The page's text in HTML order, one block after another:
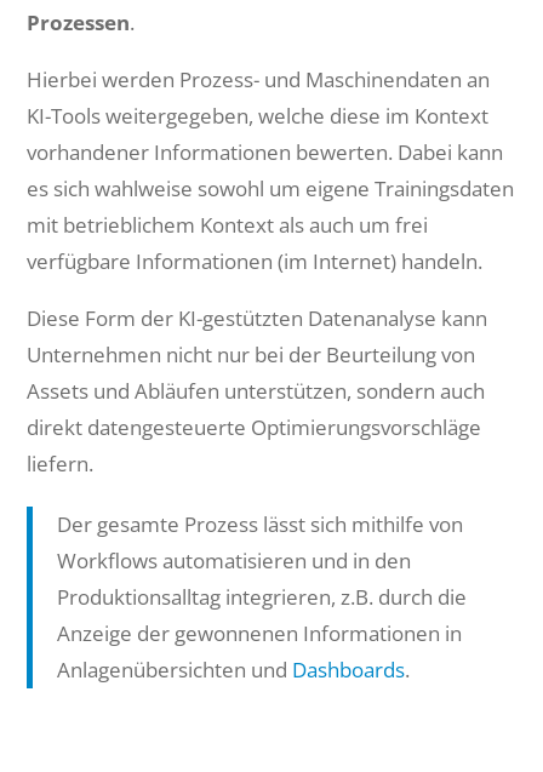
Prozessen.
Hierbei werden Prozess- und Maschinendaten an
KI-Tools weitergegeben, welche diese im Kontext
vorhandener Informationen bewerten. Dabei kann
es sich wahlweise sowohl um eigene Trainingsdaten
mit betrieblichem Kontext als auch um frei
verfügbare Informationen (im Internet) handeln.
Diese Form der KI-gestützten Datenanalyse kann
Unternehmen nicht nur bei der Beurteilung von
Assets und Abläufen unterstützen, sondern auch
direkt datengesteuerte Optimierungsvorschläge
liefern.
Der gesamte Prozess lässt sich mithilfe von
Workflows automatisieren und in den
Produktionsalltag integrieren, z.B. durch die
Anzeige der gewonnenen Informationen in
Anlagenübersichten und Dashboards.